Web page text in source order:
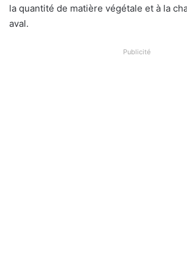
la quantité de matière végétale et à la
aval.
Publicité